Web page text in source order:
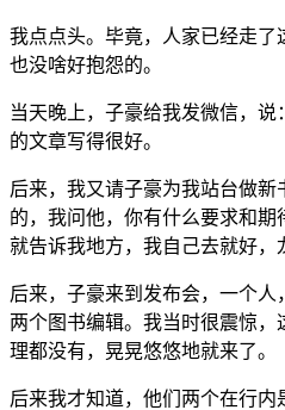
我点点头。毕竟，人家已经走
也没啥好抱怨的。
当天晚上，子豪给我发微信，
的文章写得很好。
后来，我又请子豪为我站台做
的，我问他，你有什么要求和
就告诉我地方，我自己去就好，
后来，子豪来到发布会，一个
两个图书编辑。我当时很震惊
理都没有，晃晃悠悠地就来了。
后来我才知道，他们两个在行